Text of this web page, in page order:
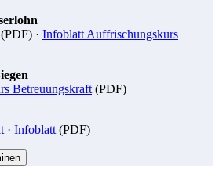
(PDF) · Infoblatt Auffrischungskurs
Betreuungskraft (PDF)
· Infoblatt (PDF)